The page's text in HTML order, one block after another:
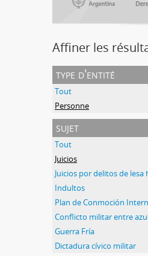
Affiner les
type d'entité
Tout
Personne
sujet
Tout
Juicios
Juicios por delitos de lesa
Indultos
Plan de Conmoción
Guerra Fría
Dictadura cívico militar